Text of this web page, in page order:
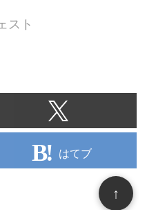
相性って大いに影響あり
」なんて話もこの世界で
らアマチュアだって、一
ていてプレーがしやすい
っと嫌だなーって人いま
(-_-)/~~...
スト
はてブ
↑